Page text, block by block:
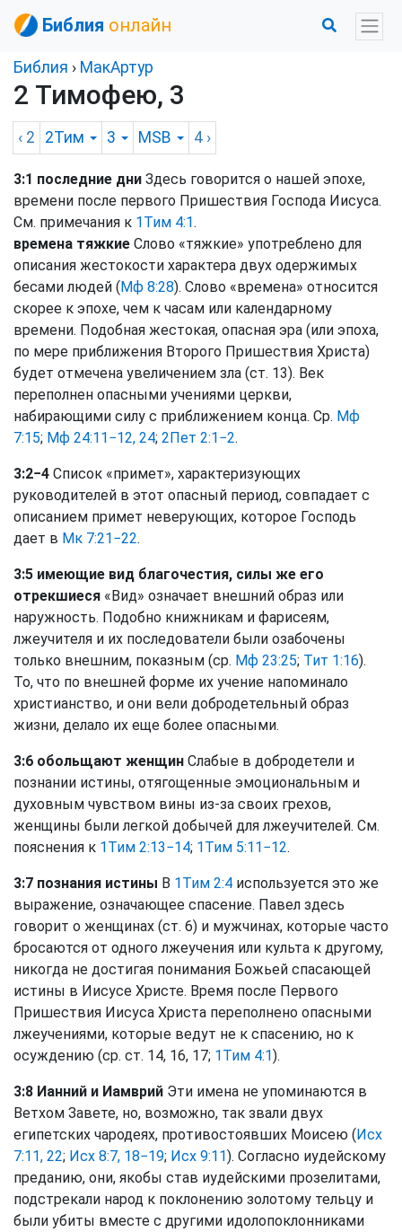
Библия онлайн
Библия › МакАртур
2 Тимофею, 3
‹ 2 2Тим 3 MSB 4 ›
3:1 последние дни Здесь говорится о нашей эпохе,
времени после первого Пришествия Господа Иисуса.
См. примечания к 1Тим 4:1.
времена тяжкие Слово «тяжкие» употреблено для
описания жестокости характера двух одержимых
бесами людей (Мф 8:28). Слово «времена» относится
скорее к эпохе, чем к часам или календарному
времени. Подобная жестокая, опасная эра (или эпоха,
по мере приближения Второго Пришествия Христа)
будет отмечена увеличением зла (ст. 13). Век
переполнен опасными учениями церкви,
набирающими силу с приближением конца. Ср. Мф
7:15; Мф 24:11−12, 24; 2Пет 2:1−2.
3:2−4 Список «примет», характеризующих
руководителей в этот опасный период, совпадает с
описанием примет неверующих, которое Господь
дает в Мк 7:21−22.
3:5 имеющие вид благочестия, силы же его
отрекшиеся «Вид» означает внешний образ или
наружность. Подобно книжникам и фарисеям,
лжеучителя и их последователи были озабочены
только внешним, показным (ср. Мф 23:25; Тит 1:16).
То, что по внешней форме их учение напоминало
христианство, и они вели добродетельный образ
жизни, делало их еще более опасными.
3:6 обольщают женщин Слабые в добродетели и
познании истины, отягощенные эмоциональным и
духовным чувством вины из-за своих грехов,
женщины были легкой добычей для лжеучителей. См.
пояснения к 1Тим 2:13−14; 1Тим 5:11−12.
3:7 познания истины В 1Тим 2:4 используется это же
выражение, означающее спасение. Павел здесь
говорит о женщинах (ст. 6) и мужчинах, которые часто
бросаются от одного лжеучения или культа к другому,
никогда не достигая понимания Божьей спасающей
истины в Иисусе Христе. Время после Первого
Пришествия Иисуса Христа переполнено опасными
лжеучениями, которые ведут не к спасению, но к
осуждению (ср. ст. 14, 16, 17; 1Тим 4:1).
3:8 Ианний и Иамврий Эти имена не упоминаются в
Ветхом Завете, но, возможно, так звали двух
египетских чародеях, противостоявших Моисею (Исх
7:11, 22; Исх 8:7, 18−19; Исх 9:11). Согласно иудейскому
преданию, они, якобы став иудейскими прозелитами,
подстрекали народ к поклонению золотому тельцу и
были убиты вместе с другими идолопоклонниками